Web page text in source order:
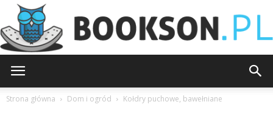
Strona główna Dom i ogród Kołdry puchowe, bawełniane